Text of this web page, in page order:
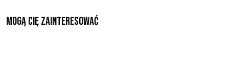
Mogą Cię zainteresować